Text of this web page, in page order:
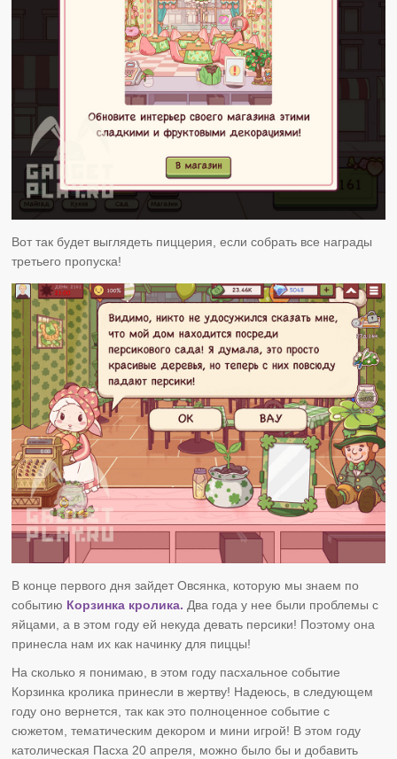
Вот так будет выглядеть пиццерия, если собрать все награды
третьего пропуска!
В конце первого дня зайдет Овсянка, которую мы знаем по
событию Корзинка кролика. Два года у нее были проблемы с
яйцами, а в этом году ей некуда девать персики! Поэтому она
принесла нам их как начинку для пиццы!
На сколько я понимаю, в этом году пасхальное событие
Корзинка кролика принесли в жертву! Надеюсь, в следующем
году оно вернется, так как это полноценное событие с
сюжетом, тематическим декором и мини игрой! В этом году
католическая Пасха 20 апреля, можно было бы и добавить